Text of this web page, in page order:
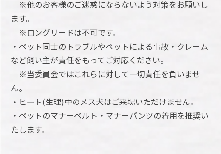
※他のお客様のご迷惑にならないよう対策をお願いし
ます。
※ロングリードは不可です。
・ペット同士のトラブルやペットによる事故・クレーム
など飼い主が責任をもってご対応ください。
※当委員会ではこれらに対して一切責任を負いませ
ん。
・ヒート(生理)中のメス犬はご来場いただけません。
・ペットのマナーベルト・マナーパンツの着用を推奨い
たします。